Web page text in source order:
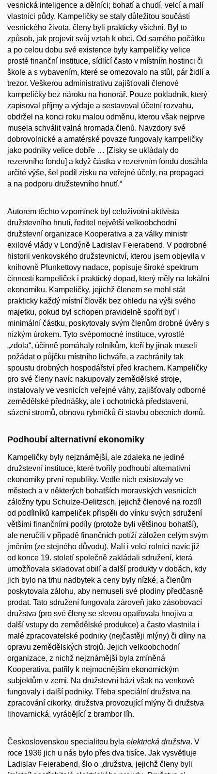
vesnická inteligence a dělníci; bohatí a chudí, velcí a malí
vlastníci půdy. Kampeličky se staly důležitou součástí
vesnického života, členy byli prakticky všichni. Byl to
způsob, jak projevit svůj vztah k obci. Od samého počátku
a po celou dobu své existence byly kampeličky velice
prosté finanční instituce, sídlící často v místním hostinci či
škole a s vybavením, které se omezovalo na stůl, pár židlí a
trezor. Veškerou administrativu zajišťovali členové
kampeličky bez nároku na honorář. Pouze pokladník, který
zapisoval příjmy a výdaje a sestavoval účetní rozvahu,
obdržel na konci roku malou odměnu, kterou však nejprve
musela schválit valná hromada členů. Navzdory své
dobrovolnické a amatérské povaze fungovaly kampeličky
jako podniky velice dobře … [Zisky se ukládaly do
rezervního fondu] a když částka v rezervním fondu dosáhla
určité výše, šel podíl zisku na veřejné účely, na propagaci
a na podporu družstevního hnutí.“
Autorem těchto vzpomínek byl celoživotní aktivista
družstevního hnutí, ředitel největší velkoobchodní
družstevní organizace Kooperativa a za války ministr
exilové vlády v Londýně Ladislav Feierabend. V podrobné
historii venkovského družstevnictví, kterou jsem objevila v
knihovně Plunkettovy nadace, popisuje široké spektrum
činností kampeliček i praktický dopad, který měly na lokální
ekonomiku. Kampeličky, jejichž členem se mohl stát
prakticky každý místní člověk bez ohledu na výši svého
majetku, pokud byl schopen pravidelně spořit byť i
minimální částku, poskytovaly svým členům drobné úvěry s
nízkým úrokem. Tyto svépomocné instituce, vyrostlé
„zdola“, účinně pomáhaly rolníkům, kteří by jinak museli
požádat o půjčku místního lichváře, a zachránily tak
spoustu drobných hospodářství před krachem. Kampeličky
pro své členy navíc nakupovaly zemědělské stroje,
instalovaly ve vesnicích veřejné váhy, zajišťovaly odborné
zemědělské přednášky, ale i ochotnická představení,
sázení stromů, obnovu rybníčků či stavbu obecních domů.
Podhoubí alternativní ekonomiky
Kampeličky byly nejznámější, ale zdaleka ne jediné
družstevní instituce, které tvořily podhoubí alternativní
ekonomiky první republiky. Vedle nich existovaly ve
městech a v některých bohatších moravských vesnicích
záložny typu Schulze-Delitzsch, jejichž členové na rozdíl
od podílníků kampeliček přispěli do vínku svých sdružení
většími finančními podíly (protože byli většinou bohatší),
ale neručili v případě finančních potíží záložen celým svým
jměním (ze stejného důvodu). Malí i velcí rolníci navíc již
od konce 19. století společně zakládali sdružení, která
umožňovala skladovat obilí a další produkty v dobách, kdy
jich bylo na trhu nadbytek a ceny byly nízké, a členům
poskytovala zálohu, aby nemuseli své plodiny předčasně
prodat. Tato sdružení fungovala zároveň jako zásobovací
družstva (pro své členy se slevou opatřovala hnojiva a
další vstupy do zemědělské produkce) a často vlastnila i
malé zpracovatelské podniky (nejčastěji mlýny) či dílny na
opravu zemědělských strojů. Jejich velkoobchodní
organizace, z nichž nejznámější byla zmíněná
Kooperativa, patřily k nejmocnějším ekonomickým
subjektům v zemi. Na družstevní bázi však na venkově
fungovaly i další podniky. Třeba speciální družstva na
zpracování cikorky, družstva provozující mlýny či družstva
lihovarnická, vyrábějící z brambor líh.
Československou specialitou byla elektrická družstva. V
roce 1936 jich u nás bylo přes dva tisíce. Jak vysvětluje
Ladislav Feierabend, šlo o „družstva, jejichž členy byli